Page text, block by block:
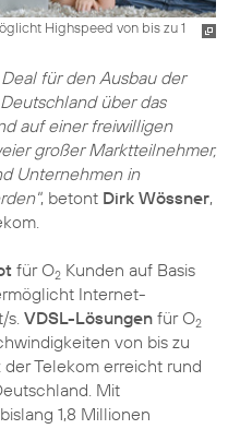
Highspeed von bis zu 1
für den Ausbau der
über das
auf einer freiwilligen
großer Marktteilnehmer,
Unternehmen in
, betont Dirk Wössner,
für O2 Kunden auf Basis
Internet-
s. VDSL-Lösungen für O2
von bis zu
Telekom erreicht rund
Mit
1,8 Millionen